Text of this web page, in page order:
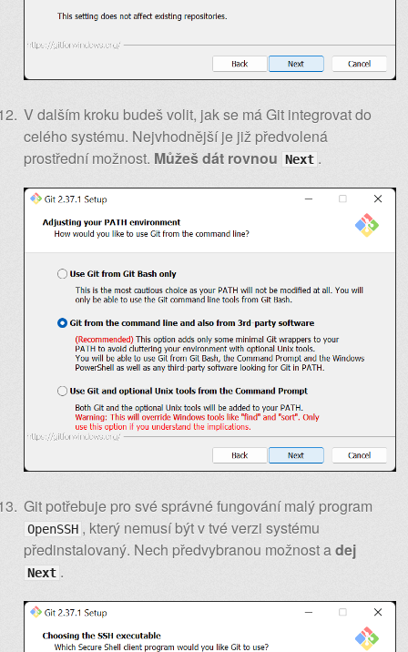
V dalším kroku budeš volit, jak se má Git integrovat do
celého systému. Nejvhodnější je již předvolená
prostřední možnost. Můžeš dát rovnou Next .
Git potřebuje pro své správné fungování malý program
OpenSSH , který nemusí být v tvé verzi systému
předinstalovaný. Nech předvybranou možnost adej
Next .